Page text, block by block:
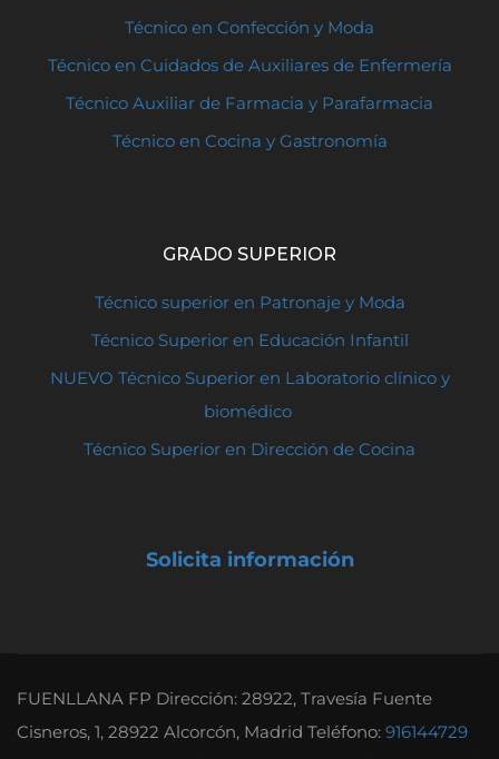
Técnico en Confección y Moda
Técnico en Cuidados de Auxiliares de Enfermería
Técnico Auxiliar de Farmacia y Parafarmacia
Técnico en Cocina y Gastronomía
GRADO SUPERIOR
Técnico superior en Patronaje y Moda
Técnico Superior en Educación Infantil
NUEVO Técnico Superior en Laboratorio clínico y
biomédico
Técnico Superior en Dirección de Cocina
Solicita información
FUENLLANA FP Dirección: 28922, Travesía Fuente
Cisneros, 1, 28922 Alcorcón, Madrid Teléfono: 916144729